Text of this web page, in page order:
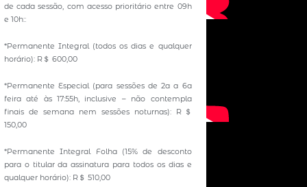
de cada sessão, com acesso prioritário entre 09h
e 10h::
*Permanente Integral (todos os dias e qualquer
horário): R＄ 600,00
*Permanente Especial (para sessões de 2a a 6a
feira até às 17:55h, inclusive – não contempla
finais de semana nem sessões noturnas): R＄
150,00
*Permanente Integral Folha (15% de desconto
para o titular da assinatura para todos os dias e
qualquer horário): R＄ 510,00